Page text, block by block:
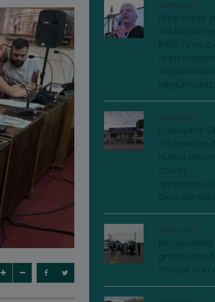
03/08/2026
03/08/2026
04/08/2026